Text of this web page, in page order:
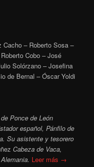
Cacho – Roberto Sosa –
Cobo – José
Solórzano – Josefina
de Bernal – Óscar Yoldi
Ponce de León
español, Pánfilo de
Su asistente y tesorero
Cabeza de Vaca,
Leer más →